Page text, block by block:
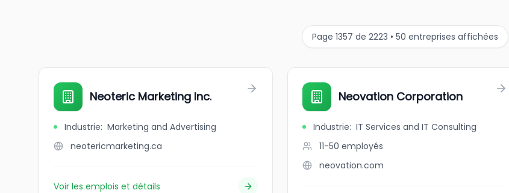
Page 1357 de 2223 • 50 entreprises affichées
Neoteric Marketing Inc.
Industrie: Marketing and Advertising
neotericmarketing.ca
Voir les emplois et détails
Neovation Corporation
Industrie: IT Services and IT Consulting
11-50 employés
neovation.com